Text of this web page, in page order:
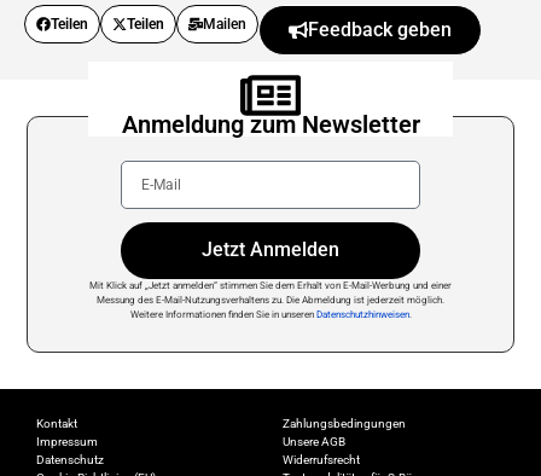
Teilen Teilen Mailen Feedback geben
Anmeldung zum Newsletter
Jetzt Anmelden
Mit Klick auf „Jetzt anmelden“ stimmen Sie dem Erhalt von E-Mail-Werbung und einer
Messung des E-Mail-Nutzungsverhaltens zu. Die Abmeldung ist jederzeit möglich.
Weitere Informationen finden Sie in unseren Datenschutzhinweisen.
Kontakt
Impressum
Datenschutz
Zahlungsbedingungen
Unsere AGB
Widerrufsrecht